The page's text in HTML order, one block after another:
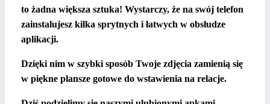
to żadna większa sztuka! Wystarczy, że na swój telefon
zainstalujesz kilka sprytnych i łatwych w obsłudze
aplikacji.
Dzięki nim w szybki sposób Twoje zdjęcia zamienią się
w piękne plansze gotowe do wstawienia na relacje.